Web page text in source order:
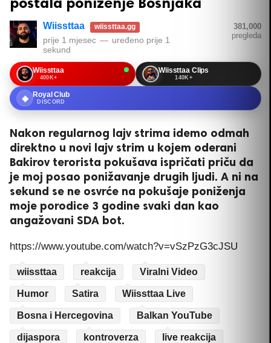
Wiissttaa wiissttaa.gg
prije 1 mjesec — uređeno prije 1
sekund
381,000
pregleda
Wiissttaa
400K+
Wiissttaa Clips
140K+
◆ Royal Club
DISCORD
Nakon regularnog lajv strima idemo odmah
direktno u novi lajv strim u kojem oderani
Bakirov terorista pokušava ispričati priču da
je moj posao ponižavanje drugih ljudi. A ni na
sekund se ne osvrće na pokušaje poniženja
moje porodice 3 godine svaki dan kao
angažovani SDA bot.
https://www.youtube.com/watch?v=vSzPzG3cJSU
wiissttaa reakcija Viralni Video
Humor Satira Wiissttaa Live
Bosna i Hercegovina Balkan YouTube
dijaspora kontroverza live reakcija